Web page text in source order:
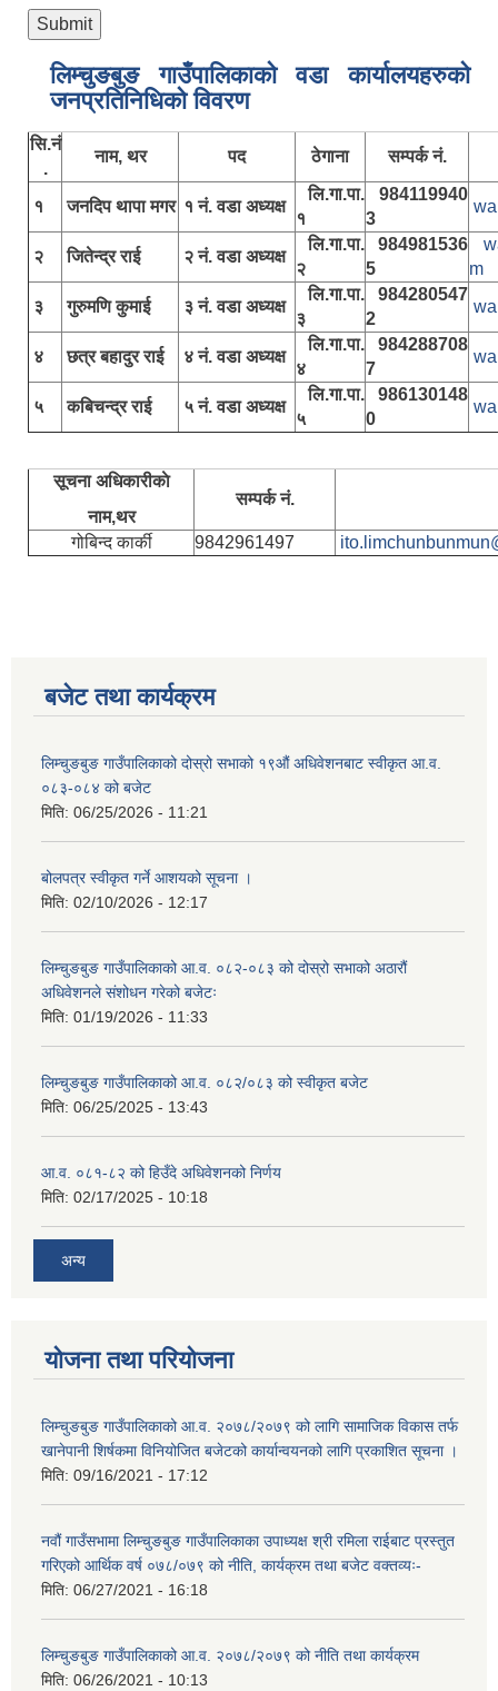
लिम्चुङबुङ गाउँपालिकाकाे वडा कार्यालयहरुकाे
जनप्रतिनिधिकाे विवरण
सि.नं
.
नाम, थर पद ठेगाना सम्पर्क नं.
१ जनदिप थापा मगर १ नं. वडा अध्यक्ष
लि.गा.पा.
१
984119940
3
२ जितेन्द्र राई २ नं. वडा अध्यक्ष
लि.गा.पा.
२
984981536
5
m
३
गुरुमणि कुमाई ३ नं. वडा अध्यक्ष
लि.गा.पा.
३
984280547
2
४ छत्र बहादुर राई ४ नं. वडा अध्यक्ष
लि.गा.पा.
४
984288708
7
५ कबिचन्द्र राई ५ नं. वडा अध्यक्ष
लि.गा.पा.
५
986130148
0
सूचना अधिकारीकाे
नाम,थर
सम्पर्क नं.
गोबिन्द कार्की 9842961497
बजेट तथा कार्यक्रम
लिम्चुङबुङ गाउँपालिकाको दोस्रो सभाको १९औं अधिवेशनबाट स्वीकृत आ.व.
०८३-०८४ को बजेट
मिति: 06/25/2026 - 11:21
बोलपत्र स्वीकृत गर्ने आशयको सूचना ।
मिति: 02/10/2026 - 12:17
लिम्चुङबुङ गाउँपालिकाको आ.व. ०८२-०८३ को दोस्रो सभाको अठारौं
अधिवेशनले संशोधन गरेको बजेटः
मिति: 01/19/2026 - 11:33
लिम्चुङबुङ गाउँपालिकाको आ.व. ०८२/०८३ को स्वीकृत बजेट
मिति: 06/25/2025 - 13:43
आ.व. ०८१-८२ को हिउँदे अधिवेशनको निर्णय
मिति: 02/17/2025 - 10:18
अन्य
योजना तथा परियोजना
लिम्चुङबुङ गाउँपालिकाको आ.व. २०७८/२०७९ को लागि सामाजिक विकास तर्फ
खानेपानी शिर्षकमा विनियोजित बजेटको कार्यान्वयनको लागि प्रकाशित सूचना ।
मिति: 09/16/2021 - 17:12
नवौं गाउँसभामा लिम्चुङबुङ गाउँपालिकाका उपाध्यक्ष श्री रमिला राईबाट प्रस्तुत
गरिएको आर्थिक वर्ष ०७८/०७९ को नीति, कार्यक्रम तथा बजेट वक्तव्यः-
मिति: 06/27/2021 - 16:18
लिम्चुङबुङ गाउँपालिकाको आ.व. २०७८/२०७९ को नीति तथा कार्यक्रम
मिति: 06/26/2021 - 10:13